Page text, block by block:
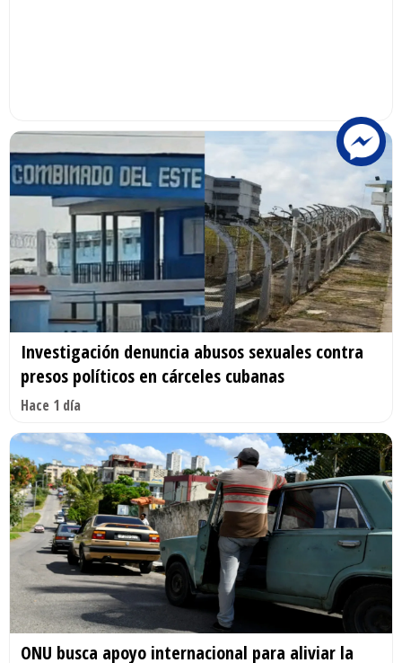
Investigación denuncia abusos sexuales contra
presos políticos en cárceles cubanas
Hace 1 día
ONU busca apoyo internacional para aliviar la